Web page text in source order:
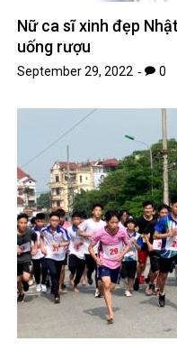
Nữ ca sĩ xinh đẹp
uống rượu
September 29, 2022 0